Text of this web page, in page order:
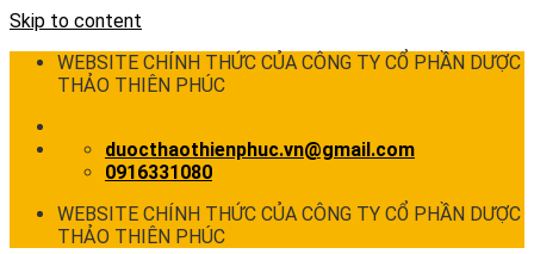
Skip to content
WEBSITE CHÍNH THỨC CỦA CÔNG TY CỔ PHẦN DƯỢC
THẢO THIÊN PHÚC
duocthaothienphuc.vn@gmail.com
0916331080
WEBSITE CHÍNH THỨC CỦA CÔNG TY CỔ PHẦN DƯỢC
THẢO THIÊN PHÚC